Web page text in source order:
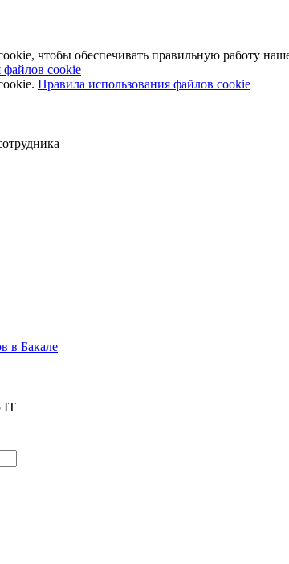
чтобы обеспечивать правильную работу
файлов cookie
Правила использования файлов cookie
в Бакале
IT